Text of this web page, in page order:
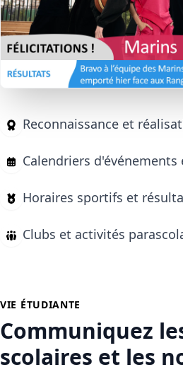
Reconnaissance et
Calendriers
Horaires sportifs et
Clubs et activités
VIE ÉTUDIANTE
Communiquez
scolaires et les